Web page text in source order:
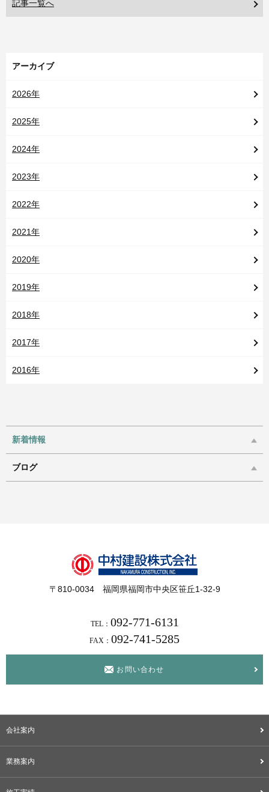
記事一覧へ
アーカイブ
2026年
2025年
2024年
2023年
2022年
2021年
2020年
2019年
2018年
2017年
2016年
新着情報
ブログ
〒810-0034 福岡県福岡市中央区笹丘1-32-9
TEL： 092-771-6131
FAX： 092-741-5285
お問い合わせ
会社案内
業務案内